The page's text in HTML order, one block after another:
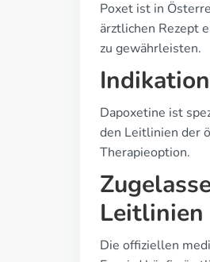
Poxet ist in
ärztlichen Rezept
zu gewährleisten.
Dapoxetine ist
den Leitlinien der
Therapieoption.
Leitlinien
Die offiziellen